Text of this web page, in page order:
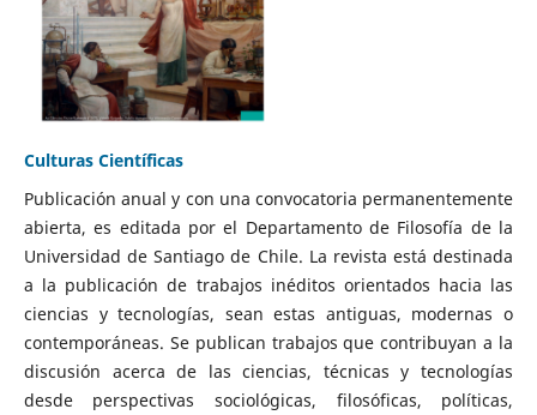
Culturas Científicas
Publicación anual y con una convocatoria permanentemente
abierta, es editada por el Departamento de Filosofía de la
Universidad de Santiago de Chile. La revista está destinada
a la publicación de trabajos inéditos orientados hacia las
ciencias y tecnologías, sean estas antiguas, modernas o
contemporáneas. Se publican trabajos que contribuyan a la
discusión acerca de las ciencias, técnicas y tecnologías
desde perspectivas sociológicas, filosóficas, políticas,